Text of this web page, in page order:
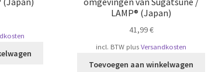
LAMP® (Japan)
41,99€
incl. BTW plusVersandkosten
Toevoegen aan winkelwagen